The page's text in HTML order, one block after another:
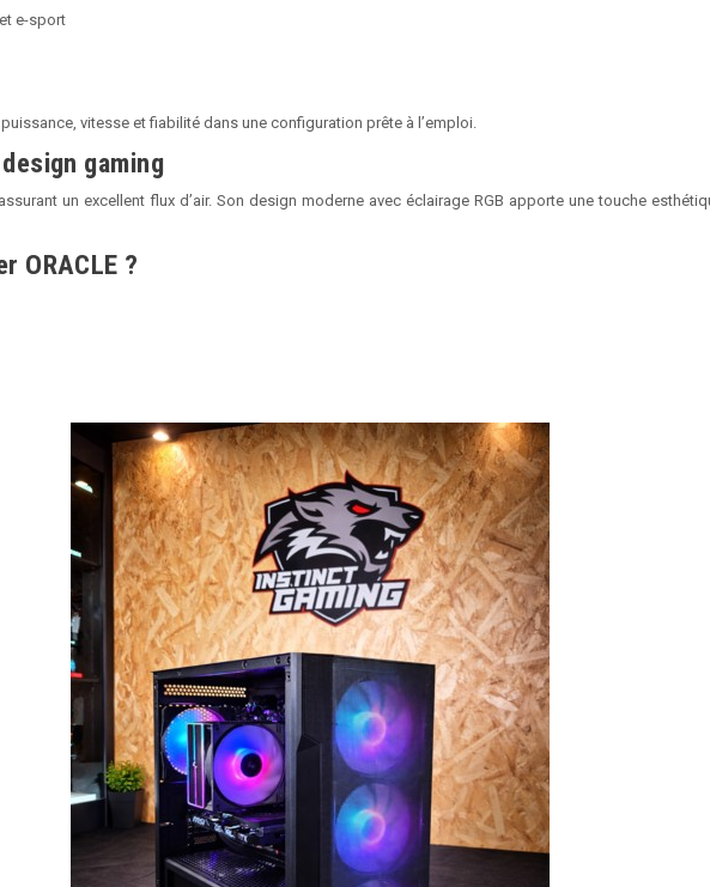
e-sport
vitesse et fiabilité dans une configuration prête à l’emploi.
gaming
un excellent flux d’air. Son design moderne avec éclairage RGB apporte une touche
ORACLE ?